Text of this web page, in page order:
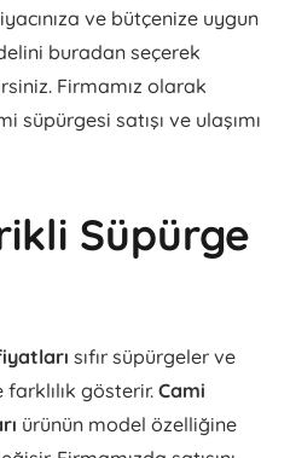
ve bütçenize uygun
buradan seçerek
Firmamız olarak
süpürgesi satışı ve ulaşımı
Süpürge
sıfır süpürgeler ve
gösterir. Cami
ürünün model özelliğine